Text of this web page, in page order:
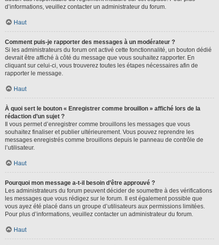
d’informations, veuillez contacter un administrateur du forum.
Haut
Comment puis-je rapporter des messages à un modérateur ?
Si les administrateurs du forum ont activé cette fonctionnalité, un bouton dédié
devrait être affiché à côté du message que vous souhaitez rapporter. En
cliquant sur celui-ci, vous trouverez toutes les étapes nécessaires afin de
rapporter le message.
Haut
À quoi sert le bouton « Enregistrer comme brouillon » affiché lors de la
rédaction d’un sujet ?
Il vous permet d’enregistrer comme brouillons les messages que vous
souhaitez finaliser et publier ultérieurement. Vous pouvez reprendre les
messages enregistrés comme brouillons depuis le panneau de contrôle de
l’utilisateur.
Haut
Pourquoi mon message a-t-il besoin d’être approuvé ?
Les administrateurs du forum peuvent décider de soumettre à des vérifications
les messages que vous rédigez sur le forum. Il est également possible que
vous ayez été placé dans un groupe d’utilisateurs aux permissions limitées.
Pour plus d’informations, veuillez contacter un administrateur du forum.
Haut